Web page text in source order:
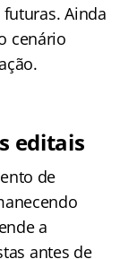
Ainda
cenário
editais
de
a
antes de